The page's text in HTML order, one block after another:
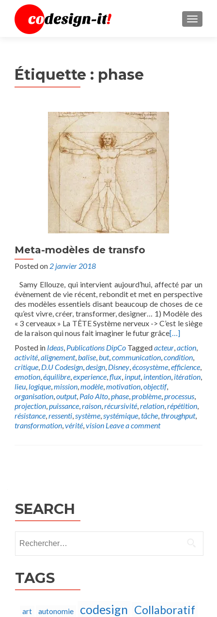
MENU
Étiquette : phase
Meta-modèles de transfo
Posted on 2 janvier 2018
Samy Ellouze, qui intervient aujourd’hui, affecté par un
évènement de vie récent, rebondit et met en perspective
des modèles essentiels disant beaucoup de choses de ce
qu’est vivre, créer, transformer, designer… 1) Modèle des
« 3 cerveaux » La TÊTE Système nerveux -> C’est le siège
de la raison qui nous fait imaginer le futur grâce[…]
Posted in Ideas, Publications DipCo Taggedacteur,action,
activité,alignement,balise,but,communication,condition,
critique, D.U Codesign,design, Disney,écosystème,efficience,
emotion,équilibre,experience,flux, input, intention, itération,
lieu, logique,mission,modèle,motivation,objectif,
organisation,output, Palo Alto,phase,problème,processus,
projection,puissance,raison,récursivité,relation,répétition,
résistance,ressenti,système,systémique,tâche,throughput,
transformation,vérité,vision Leave a comment
SEARCH
TAGS
art autonomie codesign Collaboratif